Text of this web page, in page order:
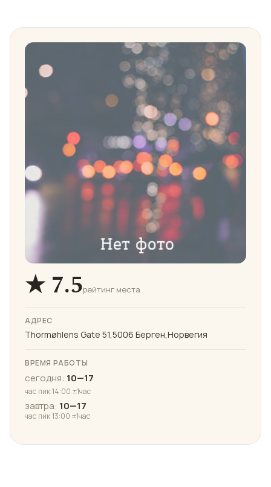
★ 7.5рейтинг места
АДРЕС
Thormøhlens Gate 51,5006 Берген,Норвегия
ВРЕМЯ РАБОТЫ
сегодня: 10—17
час пик 14:00 ±1час
завтра: 10—17
час пик 13:00 ±1час